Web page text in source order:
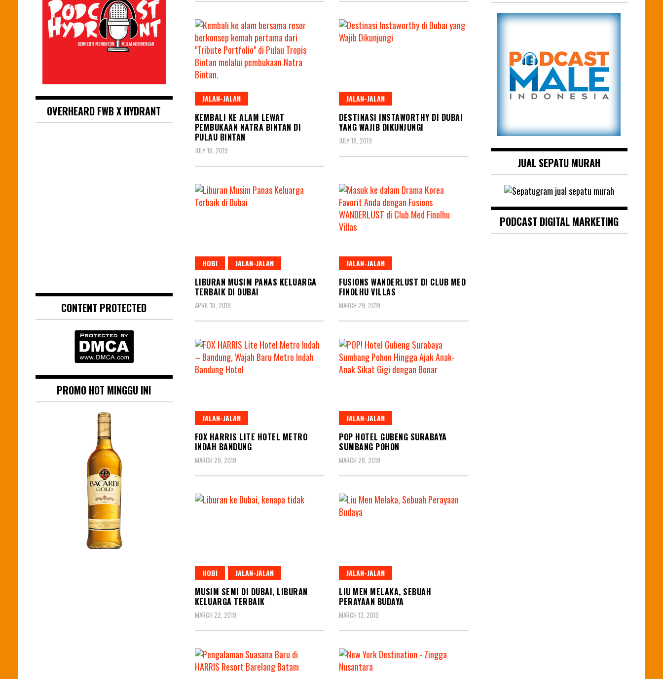
JALAN-JALAN
KEMBALI KE ALAM LEWAT
PEMBUKAAN NATRA BINTAN DI
PULAU BINTAN
JULY 18, 2019
JALAN-JALAN
DESTINASI INSTAWORTHY DI DUBAI
YANG WAJIB DIKUNJUNGI
JULY 18, 2019
HOBI JALAN-JALAN
LIBURAN MUSIM PANAS KELUARGA
TERBAIK DI DUBAI
APRIL 18, 2019
JALAN-JALAN
FUSIONS WANDERLUST DI CLUB MED
FINOLHU VILLAS
MARCH 29, 2019
JALAN-JALAN
FOX HARRIS LITE HOTEL METRO
INDAH BANDUNG
MARCH 29, 2019
JALAN-JALAN
POP HOTEL GUBENG SURABAYA
SUMBANG POHON
MARCH 28, 2019
HOBI JALAN-JALAN
MUSIM SEMI DI DUBAI, LIBURAN
KELUARGA TERBAIK
MARCH 22, 2019
JALAN-JALAN
LIU MEN MELAKA, SEBUAH
PERAYAAN BUDAYA
MARCH 13, 2019
OVERHEARD FWB X HYDRANT
CONTENT PROTECTED
PROMO HOT MINGGU INI
JUAL SEPATU MURAH
PODCAST DIGITAL MARKETING